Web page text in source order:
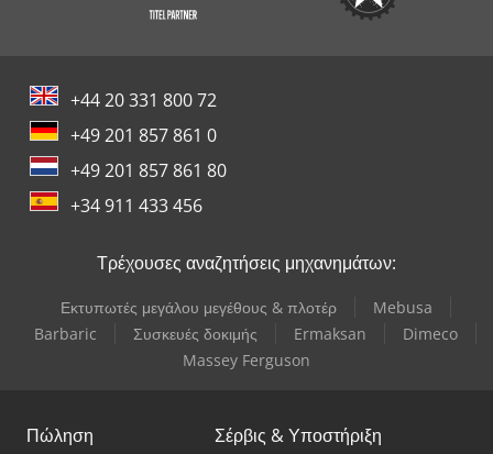
+44 20 331 800 72
+49 201 857 861 0
+49 201 857 861 80
+34 911 433 456
Τρέχουσες αναζητήσεις μηχανημάτων:
Εκτυπωτές μεγάλου μεγέθους & πλοτέρ
Mebusa
Barbaric
Συσκευές δοκιμής Ermaksan
Dimeco
Massey Ferguson
Πώληση Σέρβις & Υποστήριξη